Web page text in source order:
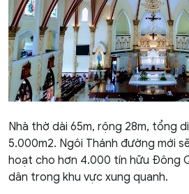
Nhà thờ dài 65m, rộng 28m, tổng
5.000m2. Ngôi Thánh đường mới
hoạt cho hơn 4.000 tín hữu Đông
dân trong khu vực xung quanh.